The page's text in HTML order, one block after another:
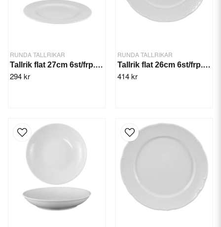
RUNDA TALLRIKAR
Tallrik flat 27cm 6st/frp. Emily
294 kr
RUNDA TALLRIKAR
Tallrik flat 26cm 6st/frp. Natalie
414 kr